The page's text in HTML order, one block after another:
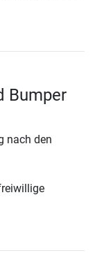
Bumper
nach den